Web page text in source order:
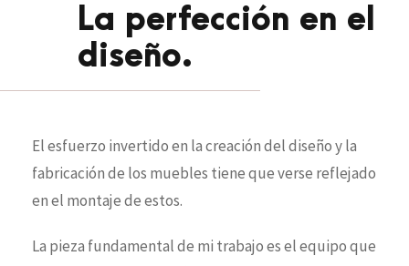
La perfección en el
diseño.
El esfuerzo invertido en la creación del diseño y la
fabricación de los muebles tiene que verse reflejado
en el montaje de estos.
La pieza fundamental de mi trabajo es el equipo que